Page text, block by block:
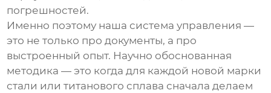
погрешностей.
Именно поэтому наша система управления —
это не только про документы, а про
выстроенный опыт. Научно обоснованная
методика — это когда для каждой новой марки
стали или титанового сплава сначала делаем